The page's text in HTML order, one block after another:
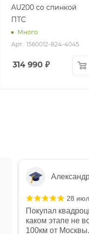
AU200 со спинкой
ПТС
Много
Арт.: 1560012-824-4045
314 990₽
28
Покупал
каком этапе не
100км от